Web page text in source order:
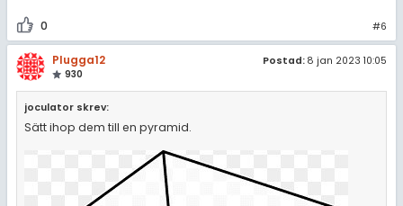
0 #6
Plugga12
930
Postad: 8 jan 2023 10:05
joculator skrev:
Sätt ihop dem till en pyramid.